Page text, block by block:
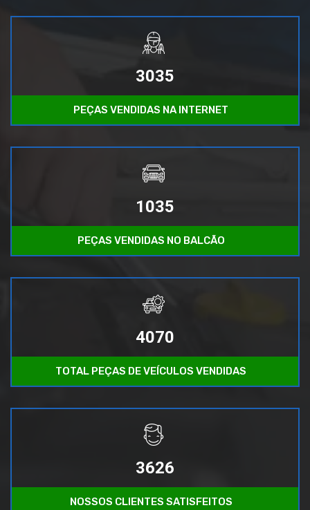
3035
PEÇAS VENDIDAS NA INTERNET
1035
PEÇAS VENDIDAS NO BALCÃO
4070
TOTAL PEÇAS DE VEÍCULOS VENDIDAS
3626
NOSSOS CLIENTES SATISFEITOS